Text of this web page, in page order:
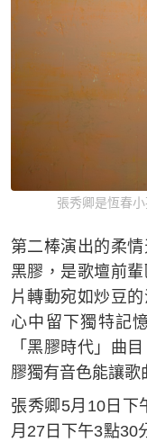
張秀卿是恆春
第二棒演出的柔
黑膠，是歌壇前
片轉動宛如炒豆
心中留下獨特記
「黑膠時代」曲
膠獨有音色能讓歌
張秀卿5月10日下
月27日下午3點30